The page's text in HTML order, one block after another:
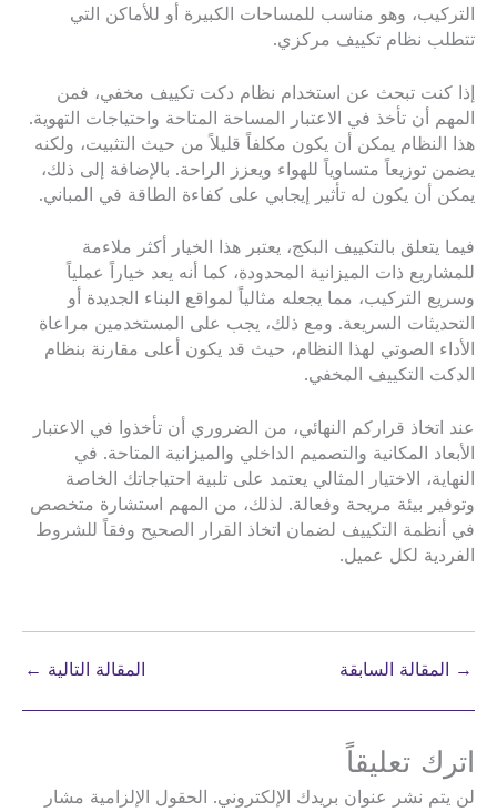
التركيب، وهو مناسب للمساحات الكبيرة أو للأماكن التي
تتطلب نظام تكييف مركزي.
إذا كنت تبحث عن استخدام نظام دكت تكييف مخفي، فمن
المهم أن تأخذ في الاعتبار المساحة المتاحة واحتياجات التهوية.
هذا النظام يمكن أن يكون مكلفاً قليلاً من حيث التثبيت، ولكنه
يضمن توزيعاً متساوياً للهواء ويعزز الراحة. بالإضافة إلى ذلك،
يمكن أن يكون له تأثير إيجابي على كفاءة الطاقة في المباني.
فيما يتعلق بالتكييف البكج، يعتبر هذا الخيار أكثر ملاءمة
للمشاريع ذات الميزانية المحدودة، كما أنه يعد خياراً عملياً
وسريع التركيب، مما يجعله مثالياً لمواقع البناء الجديدة أو
التحديثات السريعة. ومع ذلك، يجب على المستخدمين مراعاة
الأداء الصوتي لهذا النظام، حيث قد يكون أعلى مقارنة بنظام
الدكت التكييف المخفي.
عند اتخاذ قراركم النهائي، من الضروري أن تأخذوا في الاعتبار
الأبعاد المكانية والتصميم الداخلي والميزانية المتاحة. في
النهاية، الاختيار المثالي يعتمد على تلبية احتياجاتك الخاصة
وتوفير بيئة مريحة وفعالة. لذلك، من المهم استشارة متخصص
في أنظمة التكييف لضمان اتخاذ القرار الصحيح وفقاً للشروط
الفردية لكل عميل.
→ المقالة السابقة المقالة التالية ←
اترك تعليقاً
لن يتم نشر عنوان بريدك الإلكتروني. الحقول الإلزامية مشار